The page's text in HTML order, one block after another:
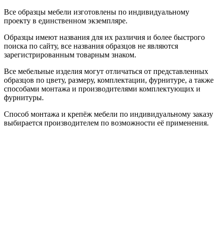
Все образцы мебели изготовлены по индивидуальному
проекту в единственном экземпляре.
Образцы имеют названия для их различия и более быстрого
поиска по сайту, все названия образцов не являются
зарегистрированным товарным знаком.
Все мебельные изделия могут отличаться от представленных
образцов по цвету, размеру, комплектации, фурнитуре, а также
способами монтажа и производителями комплектующих и
фурнитуры.
Способ монтажа и крепёж мебели по индивидуальному заказу
выбирается производителем по возможности её применения.